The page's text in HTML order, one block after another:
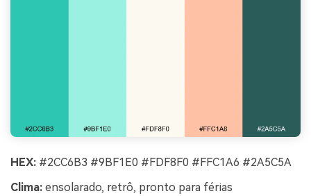
HEX: #2CC6B3 #9BF1E0 #FDF8F0 #FFC1A6 #2A5C5A
Clima: ensolarado, retrô, pronto para férias